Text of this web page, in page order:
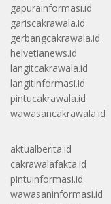
gapurainformasi.id
gariscakrawala.id
gerbangcakrawala.id
helvetianews.id
langitcakrawala.id
langitinformasi.id
pintucakrawala.id
wawasancakrawala.id
aktualberita.id
cakrawalafakta.id
pintuinformasi.id
wawasaninformasi.id